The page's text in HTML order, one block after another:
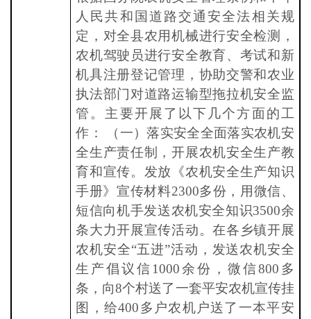
人民共和国道路交通安全法相关规
定，对全县农用机械进行安全检测，
农机驾驶员进行安全教育、考试和新
机具注册登记管理，协助交警和农业
执法部门对道路运输型拖拉机安全监
管。主要开展了以下几个方面的工
作：
（一）落实安全全面落实农机安
全生产责任制，开展农机安全生产教
育和宣传。发放《农机安全生产知识
手册》宣传材料2300多份，用微信、
短信向机手发送农机安全知识3500余
条大力开展宣传活动。在各乡镇开展
农机安全“五进”活动，发送农机安全
生产倡议信1000余份，微信800多
条，向8个村送了一套平安农机宣传挂
图，给400多户农机户送了一本平安